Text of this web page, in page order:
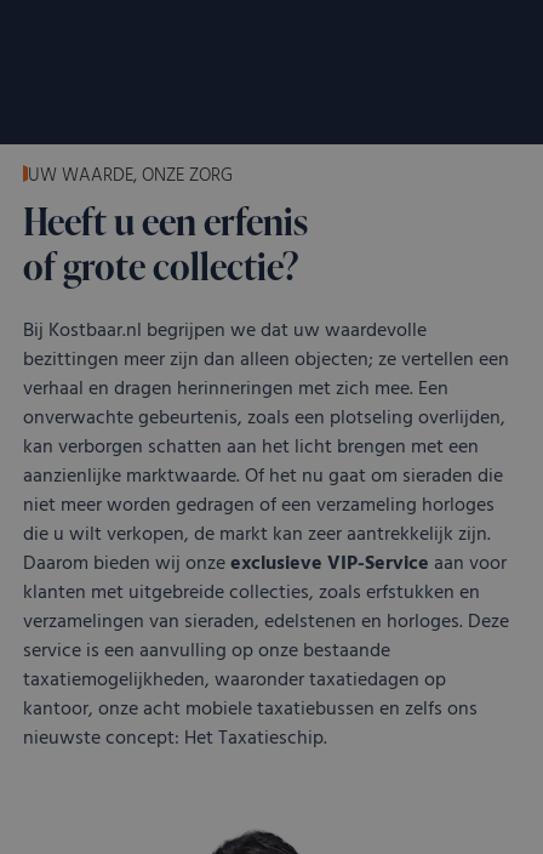
UW WAARDE, ONZE ZORG
Heeft u een erfenis
of grote collectie?
Bij Kostbaar.nl begrijpen we dat uw waardevolle
bezittingen meer zijn dan alleen objecten; ze vertellen een
verhaal en dragen herinneringen met zich mee. Een
onverwachte gebeurtenis, zoals een plotseling overlijden,
kan verborgen schatten aan het licht brengen met een
aanzienlijke marktwaarde. Of het nu gaat om sieraden die
niet meer worden gedragen of een verzameling horloges
die u wilt verkopen, de markt kan zeer aantrekkelijk zijn.
Daarom bieden wij onzeexclusieve VIP-Service aan voor
klanten met uitgebreide collecties, zoals erfstukken en
verzamelingen van sieraden, edelstenen en horloges. Deze
service is een aanvulling op onze bestaande
taxatiemogelijkheden, waaronder taxatiedagen op
kantoor, onze acht mobiele taxatiebussen en zelfs ons
nieuwste concept: Het Taxatieschip.